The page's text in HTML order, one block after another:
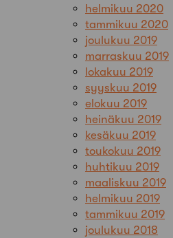
helmikuu 2020
tammikuu 2020
joulukuu 2019
marraskuu 2019
lokakuu 2019
syyskuu 2019
elokuu 2019
heinäkuu 2019
kesäkuu 2019
toukokuu 2019
huhtikuu 2019
maaliskuu 2019
helmikuu 2019
tammikuu 2019
joulukuu 2018